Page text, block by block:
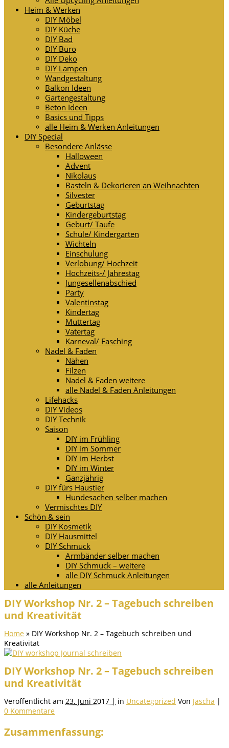
Heim & Werken
DIY Möbel
DIY Küche
DIY Bad
DIY Büro
DIY Deko
DIY Lampen
Wandgestaltung
Balkon Ideen
Gartengestaltung
Beton Ideen
Basics und Tipps
alle Heim & Werken Anleitungen
DIY Special
Besondere Anlässe
Halloween
Advent
Nikolaus
Basteln & Dekorieren an Weihnachten
Silvester
Geburtstag
Kindergeburtstag
Geburt/ Taufe
Schule/ Kindergarten
Wichteln
Einschulung
Verlobung/ Hochzeit
Hochzeits-/ Jahrestag
Jungesellenabschied
Party
Valentinstag
Kindertag
Muttertag
Vatertag
Karneval/ Fasching
Nadel & Faden
Nähen
Filzen
Nadel & Faden weitere
alle Nadel & Faden Anleitungen
Lifehacks
DIY Videos
DIY Technik
Saison
DIY im Frühling
DIY im Sommer
DIY im Herbst
DIY im Winter
Ganzjährig
DIY fürs Haustier
Hundesachen selber machen
Vermischtes DIY
Schön & sein
DIY Kosmetik
DIY Hausmittel
DIY Schmuck
Armbänder selber machen
DIY Schmuck – weitere
alle DIY Schmuck Anleitungen
alle Anleitungen
DIY Workshop Nr. 2 – Tagebuch schreiben
und Kreativität
Home » DIY Workshop Nr. 2 – Tagebuch schreiben und
Kreativität
DIY Workshop Nr. 2 – Tagebuch schreiben
und Kreativität
Veröffentlicht am 23. Juni 2017 | in Uncategorized Von Jascha |
0 Kommentare
Zusammenfassung: